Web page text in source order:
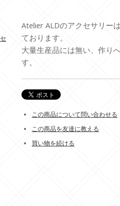
Atelier ALDのアクセサリー
ております。
大量生産品には無い、作り
す。
この商品について問い合わせる
この商品を友達に教える
買い物を続ける